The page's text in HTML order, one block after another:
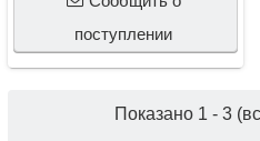
поступлении
Показано 1 - 3